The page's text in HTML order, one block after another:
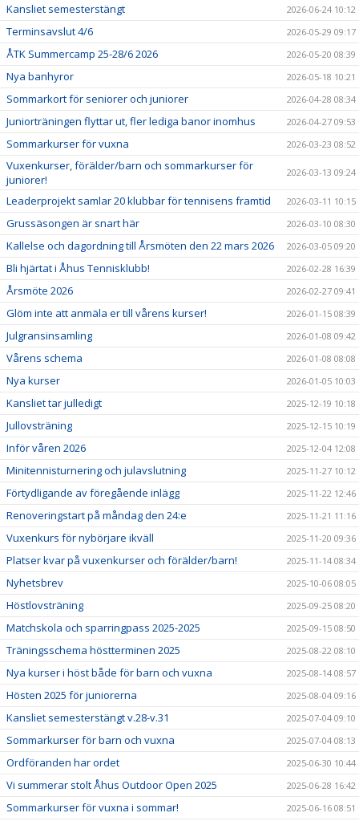
Kansliet semesterstängt 2026-06-24 10:12
Terminsavslut 4/6 2026-05-29 09:17
ÅTK Summercamp 25-28/6 2026 2026-05-20 08:39
Nya banhyror 2026-05-18 10:21
Sommarkort för seniorer och juniorer 2026-04-28 08:34
Juniorträningen flyttar ut, fler lediga banor inomhus 2026-04-27 09:53
Sommarkurser för vuxna 2026-03-23 08:52
Vuxenkurser, förälder/barn och sommarkurser för
juniorer!
2026-03-13 09:24
Leaderprojekt samlar 20 klubbar för tennisens framtid 2026-03-11 10:15
Grussäsongen är snart här 2026-03-10 08:30
Kallelse och dagordning till Årsmöten den 22 mars 2026 2026-03-05 09:20
Bli hjärtat i Åhus Tennisklubb! 2026-02-28 16:39
Årsmöte 2026 2026-02-27 09:41
Glöm inte att anmäla er till vårens kurser! 2026-01-15 08:39
Julgransinsamling 2026-01-08 09:42
Vårens schema 2026-01-08 08:08
Nya kurser 2026-01-05 10:03
Kansliet tar julledigt 2025-12-19 10:18
Jullovsträning 2025-12-15 10:19
Inför våren 2026 2025-12-04 12:08
Minitennisturnering och julavslutning 2025-11-27 10:12
Förtydligande av föregående inlägg 2025-11-22 12:46
Renoveringstart på måndag den 24:e 2025-11-21 11:16
Vuxenkurs för nybörjare ikväll 2025-11-20 09:36
Platser kvar på vuxenkurser och förälder/barn! 2025-11-14 08:34
Nyhetsbrev 2025-10-06 08:05
Höstlovsträning 2025-09-25 08:20
Matchskola och sparringpass 2025-2025 2025-09-15 08:50
Träningsschema höstterminen 2025 2025-08-22 08:10
Nya kurser i höst både för barn och vuxna 2025-08-14 08:57
Hösten 2025 för juniorerna 2025-08-04 09:16
Kansliet semesterstängt v.28-v.31 2025-07-04 09:10
Sommarkurser för barn och vuxna 2025-07-04 08:13
Ordföranden har ordet 2025-06-30 10:44
Vi summerar stolt Åhus Outdoor Open 2025 2025-06-28 16:42
Sommarkurser för vuxna i sommar! 2025-06-16 08:51